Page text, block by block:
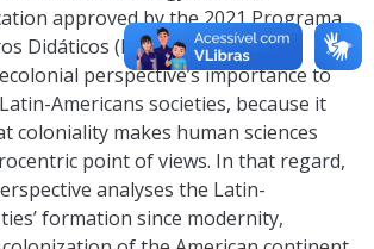
approved by the 2021 Programa
Didáticos (PNLD). The study
perspective’s importance to
Americans societies, because it
coloniality makes human sciences
point of views. In that regard,
analyses the Latin-
formation since modernity,